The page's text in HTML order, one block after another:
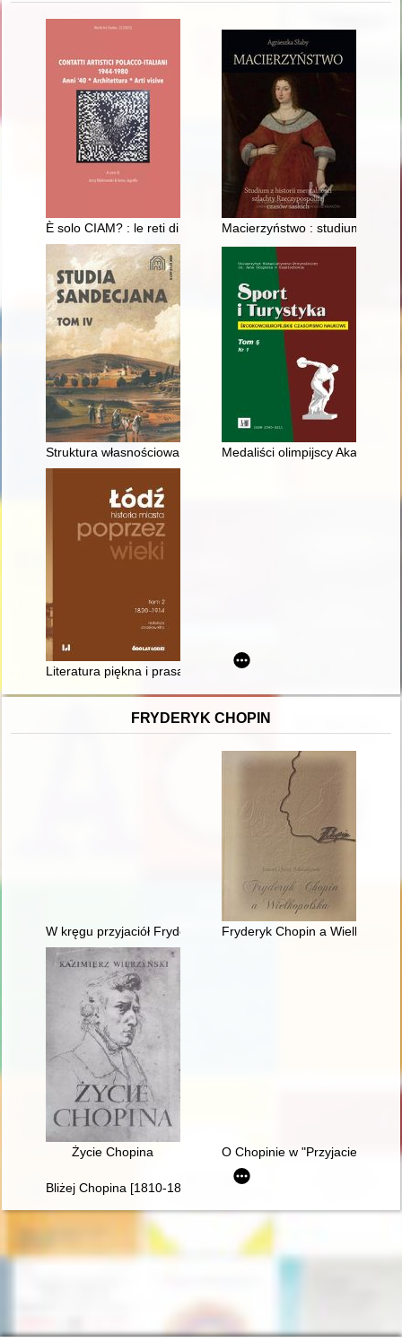
È solo CIAM? : le reti di contatti e la natura dei rapporti
Macierzyństwo : studium z
Struktura własnościowa Kamionki Małej od średniowiecza do
Medaliści olimpijscy Akademii
Literatura piękna i prasa
FRYDERYK CHOPIN
W kręgu przyjaciół Fryderyka Chopina - doktor Jan
Fryderyk Chopin a
Życie Chopina O Chopinie w "Przyjacielu
Bliżej Chopina [1810-1849]